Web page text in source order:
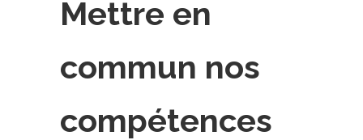
Mettre en
commun nos
compétences